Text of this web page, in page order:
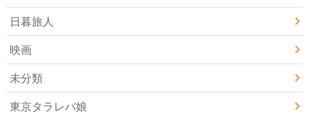
日暮旅人
映画
未分類
東京タラレバ娘